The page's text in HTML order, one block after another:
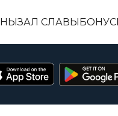
ЗАЛ СЛАВЫ